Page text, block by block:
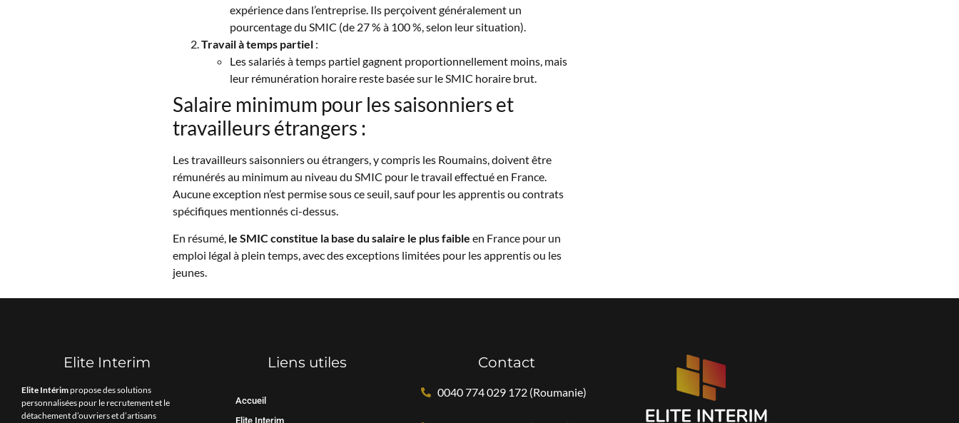
expérience dans l’entreprise. Ils perçoivent généralement un
pourcentage du SMIC (de 27 % à 100 %, selon leur situation).
Travail à temps partiel:
Les salariés à temps partiel gagnent proportionnellement moins, mais
leur rémunération horaire reste basée sur le SMIC horaire brut.
Salaire minimum pour les saisonniers et
travailleurs étrangers :
Les travailleurs saisonniers ou étrangers, y compris les Roumains, doivent être
rémunérés au minimum au niveau du SMIC pour le travail effectué en France.
Aucune exception n’est permise sous ce seuil, sauf pour les apprentis ou contrats
spécifiques mentionnés ci-dessus.
En résumé, le SMIC constitue la base du salaire le plus faible en France pour un
emploi légal à plein temps, avec des exceptions limitées pour les apprentis ou les
jeunes.
Elite Interim
Elite Intérimpropose des solutions
personnalisées pour le recrutement et le
détachement d’ouvriers et d’artisans
Liens utiles
Accueil
Elite Interim
Contact
0040 774 029 172 (Roumanie)